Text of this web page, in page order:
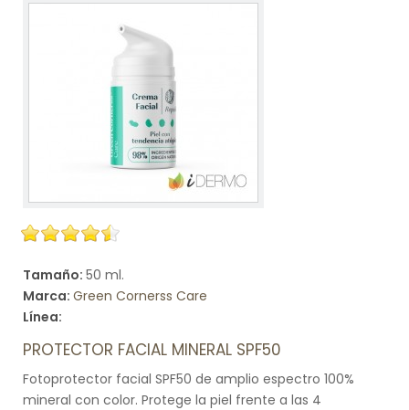
Tamaño: 50 ml.
Marca: Green Cornerss Care
Línea:
PROTECTOR FACIAL MINERAL SPF50
Fotoprotector facial SPF50 de amplio espectro 100%
mineral con color. Protege la piel frente a las 4